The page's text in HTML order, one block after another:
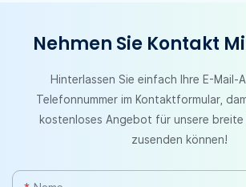
Nehmen Sie Kontakt
Hinterlassen Sie einfach Ihre E-Mail-
Telefonnummer im Kontaktformular,
kostenloses Angebot für unsere
zusenden können!